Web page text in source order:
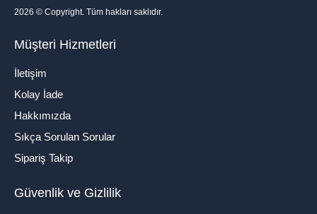
2026 © Copyright. Tüm hakları saklıdır.
Müşteri Hizmetleri
İletişim
Kolay İade
Hakkımızda
Sıkça Sorulan Sorular
Sipariş Takip
Güvenlik ve Gizlilik